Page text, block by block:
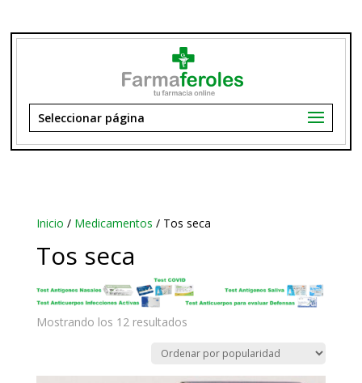
Seleccionar página
Inicio / Medicamentos / Tos seca
Tos seca
Mostrando los 12 resultadosOrdenado
popularidad